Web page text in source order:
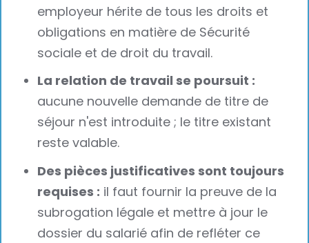
employeur hérite de tous les droits et
obligations en matière de Sécurité
sociale et de droit du travail.
La relation de travail se poursuit :
aucune nouvelle demande de titre de
séjour n'est introduite ; le titre existant
reste valable.
Des pièces justificatives sont toujours
requises : il faut fournir la preuve de la
subrogation légale et mettre à jour le
dossier du salarié afin de refléter ce